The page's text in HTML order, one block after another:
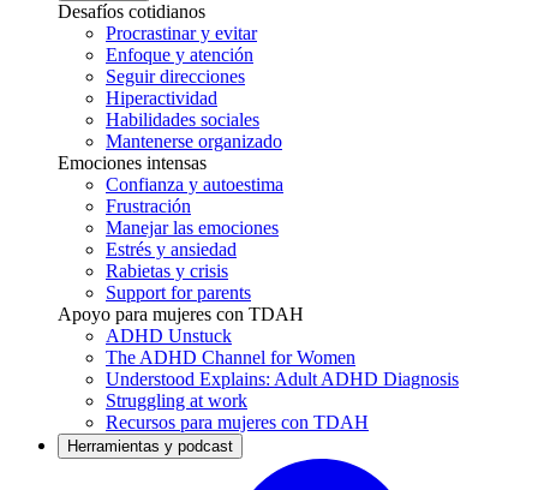
Desafíos cotidianos
Procrastinar y evitar
Enfoque y atención
Seguir direcciones
Hiperactividad
Habilidades sociales
Mantenerse organizado
Emociones intensas
Confianza y autoestima
Frustración
Manejar las emociones
Estrés y ansiedad
Rabietas y crisis
Support for parents
Apoyo para mujeres con TDAH
ADHD Unstuck
The ADHD Channel for Women
Understood Explains: Adult ADHD Diagnosis
Struggling at work
Recursos para mujeres con TDAH
Herramientas y podcast